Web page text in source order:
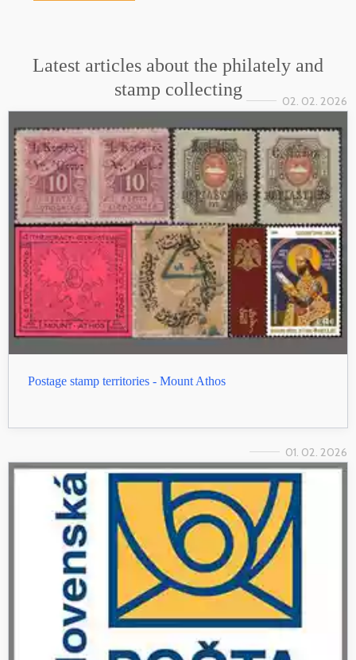
Latest articles about the philately and
stamp collecting
02. 02. 2026
Postage stamp territories - Mount Athos
01. 02. 2026